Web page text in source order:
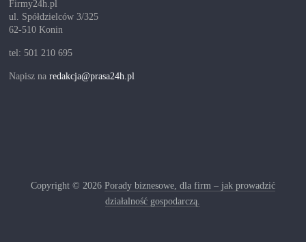
Firmy24h.pl
ul. Spółdzielców 3/325
62-510 Konin
tel: 501 210 695
Napisz naredakcja@prasa24h.pl
Copyright © 2026 Porady biznesowe, dla firm – jak prowadzić
działalność gospodarczą.